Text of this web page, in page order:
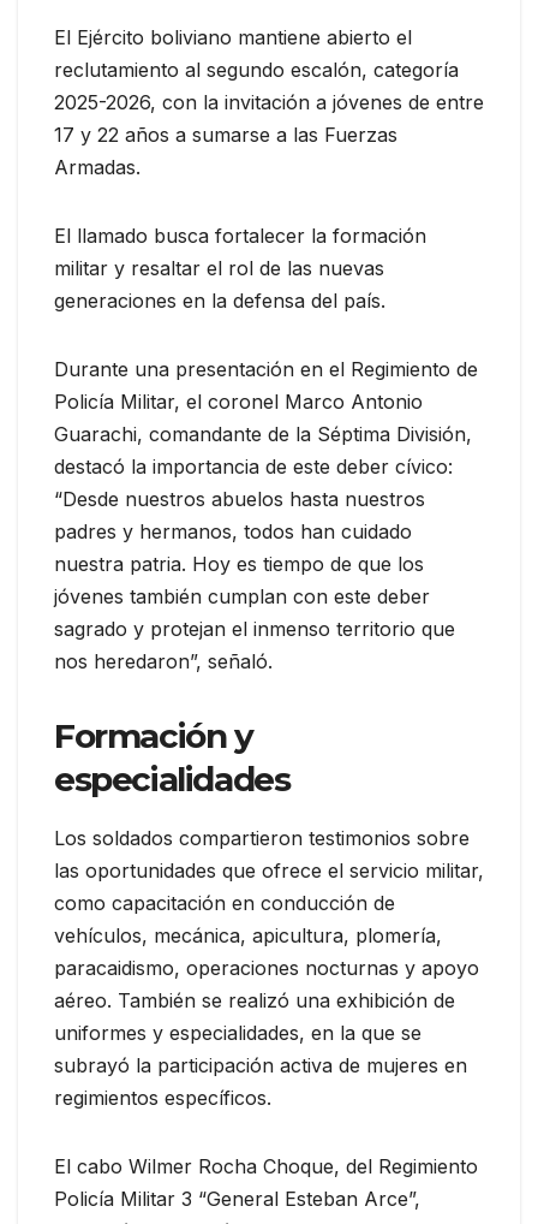
El Ejército boliviano mantiene abierto el
reclutamiento al segundo escalón, categoría
2025-2026, con la invitación a jóvenes de entre
17 y 22 años a sumarse a las Fuerzas
Armadas.
El llamado busca fortalecer la formación
militar y resaltar el rol de las nuevas
generaciones en la defensa del país.
Durante una presentación en el Regimiento de
Policía Militar, el coronel Marco Antonio
Guarachi, comandante de la Séptima División,
destacó la importancia de este deber cívico:
“Desde nuestros abuelos hasta nuestros
padres y hermanos, todos han cuidado
nuestra patria. Hoy es tiempo de que los
jóvenes también cumplan con este deber
sagrado y protejan el inmenso territorio que
nos heredaron”, señaló.
Formación y
especialidades
Los soldados compartieron testimonios sobre
las oportunidades que ofrece el servicio militar,
como capacitación en conducción de
vehículos, mecánica, apicultura, plomería,
paracaidismo, operaciones nocturnas y apoyo
aéreo. También se realizó una exhibición de
uniformes y especialidades, en la que se
subrayó la participación activa de mujeres en
regimientos específicos.
El cabo Wilmer Rocha Choque, del Regimiento
Policía Militar 3 “General Esteban Arce”,